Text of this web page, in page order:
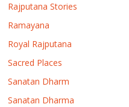
Rajputana Stories
Ramayana
Royal Rajputana
Sacred Places
Sanatan Dharm
Sanatan Dharma